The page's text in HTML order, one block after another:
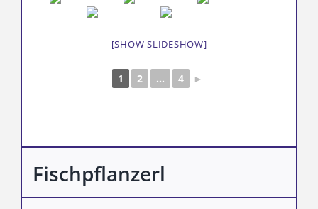
[SHOW SLIDESHOW]
1 2 ... 4 ►
Fischpflanzerl